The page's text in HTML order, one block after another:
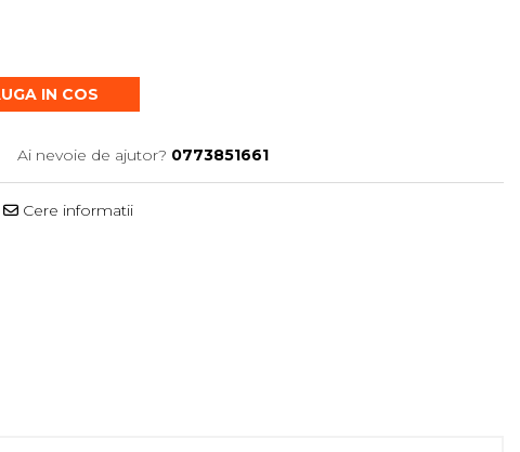
IN COS
Ai nevoie de ajutor? 0773851661
Cere informatii